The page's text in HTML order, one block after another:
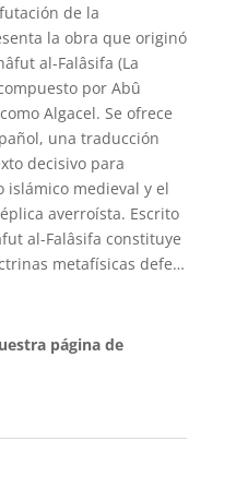
de la
la obra que originó
al-Falâsifa (La
por Abû
Algacel. Se ofrece
una traducción
decisivo para
medieval y el
averroísta. Escrito
al-Falâsifa constituye
metafísicas defe…
página de